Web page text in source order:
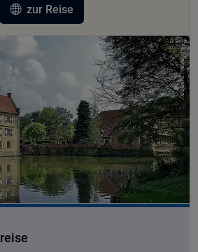
zur Reise
© Makalu pixabay